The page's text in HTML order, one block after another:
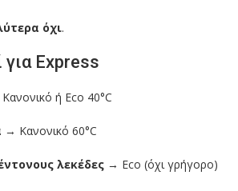
όχι.
για Express
ή Eco 40°C
→ Κανονικό 60°C
λεκέδες → Eco (όχι γρήγορο)